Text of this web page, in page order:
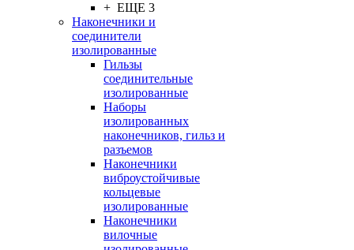
+ ЕЩЕ 3
Наконечники и
соединители
изолированные
Гильзы
соединительные
изолированные
Наборы
изолированных
наконечников, гильз и
разъемов
Наконечники
виброустойчивые
кольцевые
изолированные
Наконечники
вилочные